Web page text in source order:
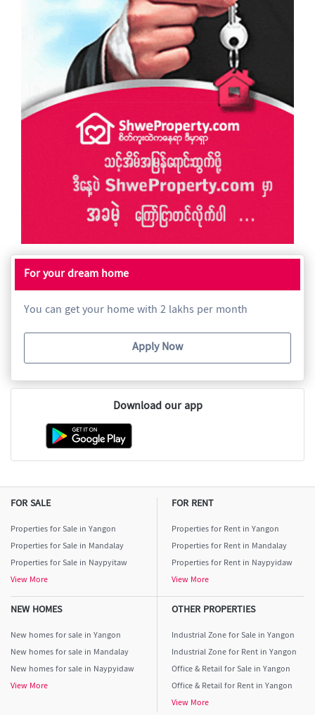
For your dream home
You can get your home with 2 lakhs per month
Apply Now
Download our app
FOR SALE
Properties for Sale in Yangon
Properties for Sale in Mandalay
Properties for Sale in Naypyitaw
View More
FOR RENT
Properties for Rent in Yangon
Properties for Rent in Mandalay
Properties for Rent in Naypyidaw
View More
NEW HOMES
New homes for sale in Yangon
New homes for sale in Mandalay
New homes for sale in Naypyidaw
View More
OTHER PROPERTIES
Industrial Zone for Sale in Yangon
Industrial Zone for Rent in Yangon
Office & Retail for Sale in Yangon
Office & Retail for Rent in Yangon
View More